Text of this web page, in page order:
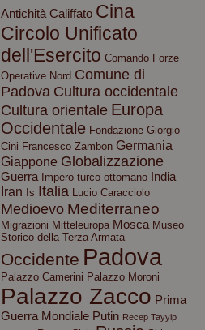
Antichità Califfato Cina
Circolo Unificato
dell'Esercito Comando Forze
Operative Nord Comune di
Padova Cultura occidentale
Cultura orientale Europa
Occidentale Fondazione Giorgio
Cini Francesco Zambon Germania
Giappone Globalizzazione
Guerra Impero turco ottomano India
Iran Is Italia Lucio Caracciolo
Medioevo Mediterraneo
Migrazioni Mitteleuropa Mosca Museo
Storico della Terza Armata
Occidente Padova
Palazzo Camerini Palazzo Moroni
Palazzo Zacco Prima
Guerra Mondiale Putin Recep Tayyip